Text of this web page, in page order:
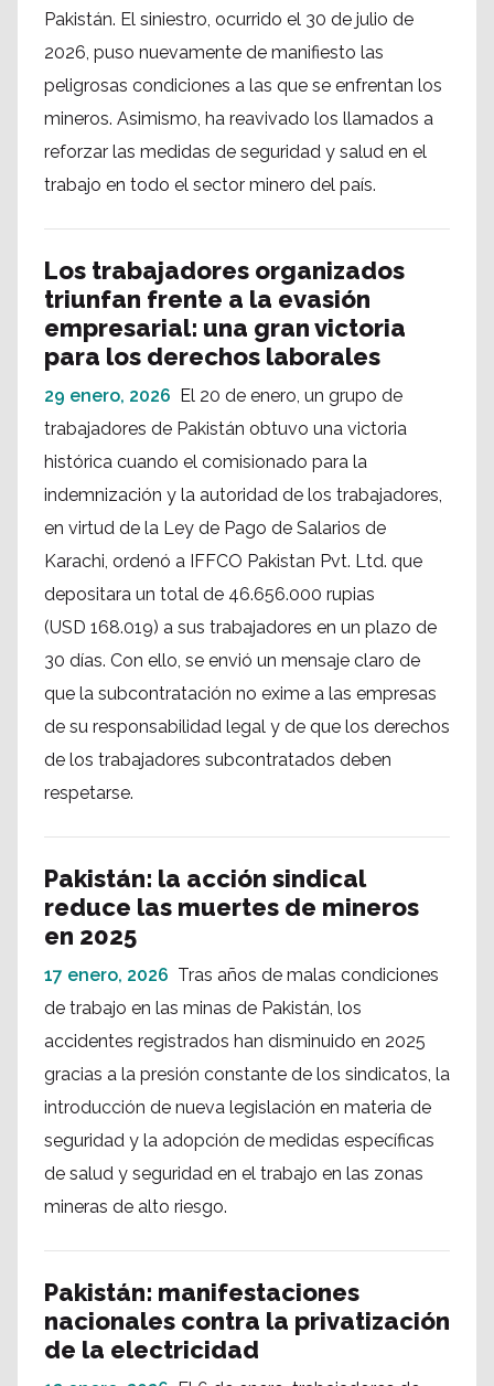
Pakistán. El siniestro, ocurrido el 30 de julio de
2026, puso nuevamente de manifiesto las
peligrosas condiciones a las que se enfrentan los
mineros. Asimismo, ha reavivado los llamados a
reforzar las medidas de seguridad y salud en el
trabajo en todo el sector minero del país.
Los trabajadores organizados
triunfan frente a la evasión
empresarial: una gran victoria
para los derechos laborales
29 enero, 2026 El 20 de enero, un grupo de
trabajadores de Pakistán obtuvo una victoria
histórica cuando el comisionado para la
indemnización y la autoridad de los trabajadores,
en virtud de la Ley de Pago de Salarios de
Karachi, ordenó a IFFCO Pakistan Pvt. Ltd. que
depositara un total de 46.656.000 rupias
(USD 168.019) a sus trabajadores en un plazo de
30 días. Con ello, se envió un mensaje claro de
que la subcontratación no exime a las empresas
de su responsabilidad legal y de que los derechos
de los trabajadores subcontratados deben
respetarse.
Pakistán: la acción sindical
reduce las muertes de mineros
en 2025
17 enero, 2026 Tras años de malas condiciones
de trabajo en las minas de Pakistán, los
accidentes registrados han disminuido en 2025
gracias a la presión constante de los sindicatos, la
introducción de nueva legislación en materia de
seguridad y la adopción de medidas específicas
de salud y seguridad en el trabajo en las zonas
mineras de alto riesgo.
Pakistán: manifestaciones
nacionales contra la privatización
de la electricidad